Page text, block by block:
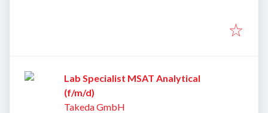
Lab Specialist MSAT Analytical
(f/m/d)
Takeda GmbH